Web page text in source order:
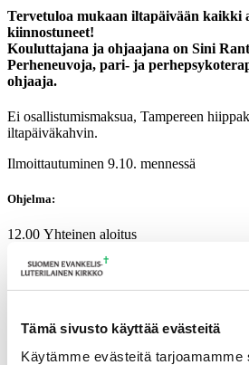
Tämä sivusto käyttää evästeitä
Käytämme evästeitä tarjoamamme
Tervetuloa mukaan iltapäivään kaikki
kiinnostuneet!
Kouluttajana ja ohjaajana on Sini
Perheneuvoja, pari- ja
ohjaaja.
Ei osallistumismaksua, Tampereen
iltapäiväkahvin.
Ilmoittautuminen 9.10. mennessä
Ohjelma:
12.00 Yhteinen aloitus
Hermoston vireystilat ja niiden säätely
14.30 Hyvinvointikanavat: TRE®-
15.30 Yhteinen lopetus